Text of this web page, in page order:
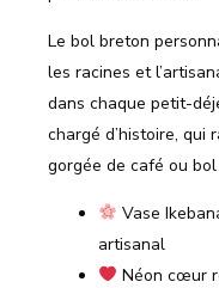
Le bol breton
les racines et
dans chaque petit-
chargé d’histoire, qui
gorgée de café ou
Vase
artisanal
Néon cœur